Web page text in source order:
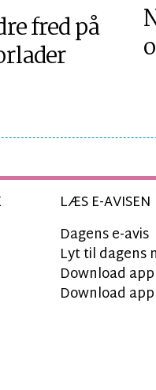
fred på
LÆS E-AVISEN
Dagens e-avis
Lyt til dagens
Download
Download